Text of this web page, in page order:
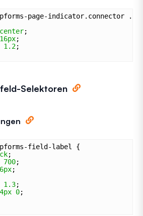
page-indicator.connector
center;
16px;
1.2;
Selektoren
field-label {
;
700;
;
1.3;
4px 0;